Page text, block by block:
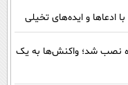
ادعاها و ایده‌های تخیلی
نصب شد؛ واکنش‌ها به یک